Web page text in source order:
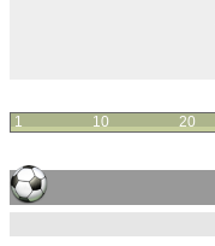
1 10 20